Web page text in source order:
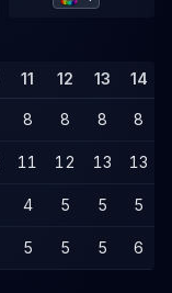
11 12 13 14
8 8 8 8
11 12 13 13
4 5 5 5
5 5 5 6